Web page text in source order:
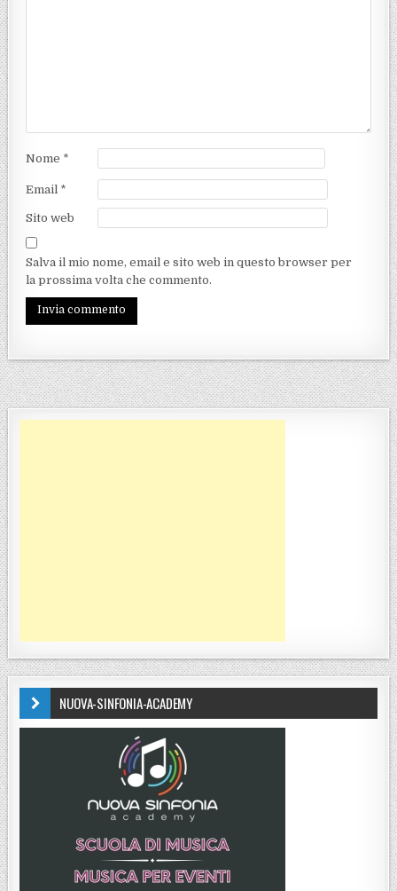
Nome *
Email *
Sito web
Salva il mio nome, email e sito web in questo browser per
la prossima volta che commento.
NUOVA-SINFONIA-ACADEMY